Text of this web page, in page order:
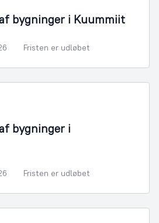
bygninger i Kuummiit
Fristen er udløbet
bygninger i
Fristen er udløbet